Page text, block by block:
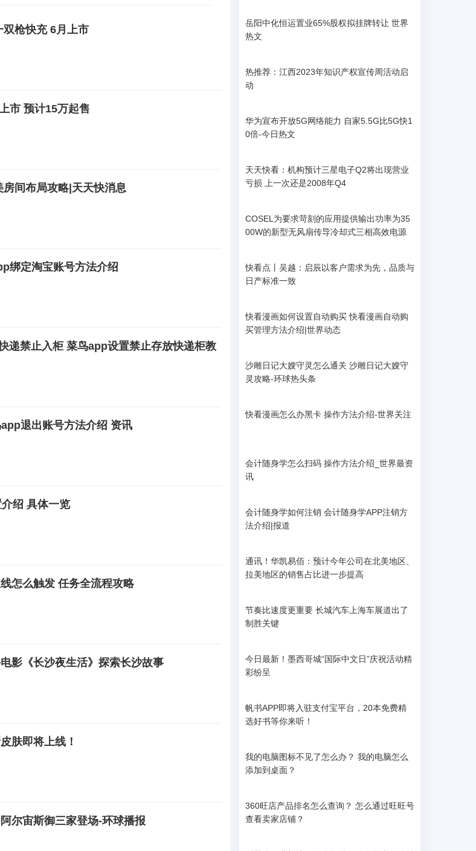
枪快充 6月上市
市 预计15万起售
间布局攻略|天天快消息
绑定淘宝账号方法介绍
递禁止入柜 菜鸟app设置禁止存放快递柜教
退出账号方法介绍 资讯
绍 具体一览
怎么触发 任务全流程攻略
影《长沙夜生活》探索长沙故事
肤即将上线！
尔宙斯御三家登场-环球播报
岳阳中化恒运置业65%股权拟挂牌转让 世界
热文
热推荐：江西2023年知识产权宣传周活动启
动
华为宣布开放5G网络能力 自家5.5G比5G快1
0倍-今日热文
天天快看：机构预计三星电子Q2将出现营业
亏损 上一次还是2008年Q4
COSEL为要求苛刻的应用提供输出功率为35
00W的新型无风扇传导冷却式三相高效电源
快看点丨吴越：启辰以客户需求为先，品质与
日产标准一致
快看漫画如何设置自动购买 快看漫画自动购
买管理方法介绍|世界动态
沙雕日记大嫂守灵怎么通关 沙雕日记大嫂守
灵攻略-环球热头条
快看漫画怎么办黑卡 操作方法介绍-世界关注
会计随身学怎么扫码 操作方法介绍_世界最资
讯
会计随身学如何注销 会计随身学APP注销方
法介绍|报道
通讯！华凯易佰：预计今年公司在北美地区、
拉美地区的销售占比进一步提高
节奏比速度更重要 长城汽车上海车展道出了
制胜关键
今日最新！墨西哥城“国际中文日”庆祝活动精
彩纷呈
帆书APP即将入驻支付宝平台，20本免费精
选好书等你来听！
我的电脑图标不见了怎么办？ 我的电脑怎么
添加到桌面？
360旺店产品排名怎么查询？ 怎么通过旺旺号
查看卖家店铺？